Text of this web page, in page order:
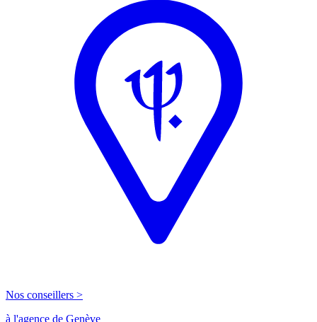
Nos conseillers >
à l'agence de Genève